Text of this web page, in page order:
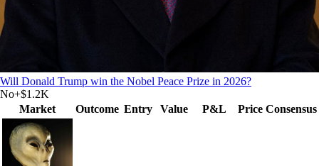
Will Donald Trump win the Nobel Peace Prize in 2026?
No+$1.2K
Market
Outcome Entry Value P&L Price Consensus